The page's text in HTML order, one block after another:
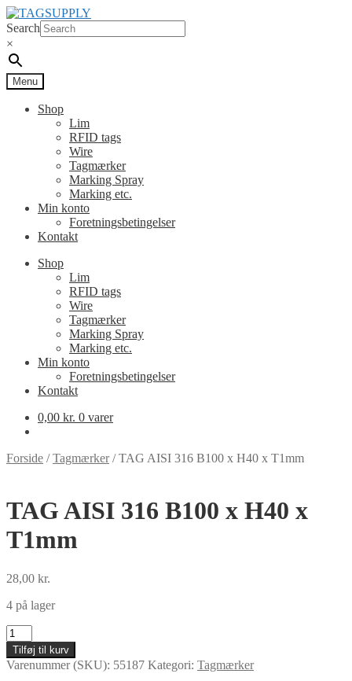
Spring
til
navigation
Spring
til
indhold
Search
×
Menu
Shop
Lim
RFID tags
Wire
Tagmærker
Marking Spray
Marking etc.
Min konto
Foretningsbetingelser
Kontakt
Shop
Lim
RFID tags
Wire
Tagmærker
Marking Spray
Marking etc.
Min konto
Foretningsbetingelser
Kontakt
0,00 kr. 0 varer
Forside /Tagmærker/TAG AISI 316 B100 x H40 x T1mm
TAG AISI 316 B100 x H40 x
T1mm
28,00 kr.
4 på lager
TAG
AISI
316
B100
Tilføj til kurv
Varenummer (SKU): 55187 Kategori: Tagmærker